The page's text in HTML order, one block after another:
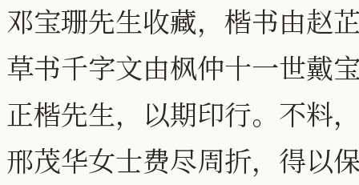
邓宝珊先生收藏，楷书由赵
草书千字文由枫仲十一世戴
正楷先生，以期印行。不料
邢茂华女士费尽周折，得以